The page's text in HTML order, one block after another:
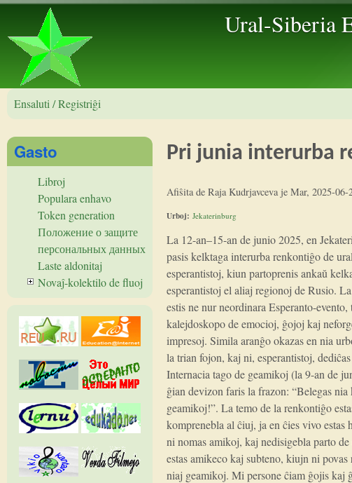
Ural-Siberia
Ensaluti / Registriĝi
Pri junia interurba
Afiŝita deRaja KudrjavcevajeMar, 2025-06-
Urboj:Jekaterinburg
La 12-an–15-an de junio 2025, en
pasis kelktaga interurba renkontiĝo de
esperantistoj, kiun partoprenis ankaŭ
esperantistoj el aliaj regionoj de Rusio.
estis ne nur neordinara Esperanto-evento,
kalejdoskopo de emocioj, ĝojoj kaj
impresoj. Simila aranĝo okazas en nia
la trian fojon, kaj ni, esperantistoj,
Internacia tago de geamikoj (la 9-an de
ĝian devizon faris la frazon: “Belegas nia
geamikoj!”. La temo de la renkontiĝo
komprenebla al ĉiuj, ja en ĉies vivo estas
ni nomas amikoj, kaj nedisigebla parto
estas amikeco kaj subteno, kiujn ni
niaj geamikoj. Mi persone ĉiam ĝojis kaj
Gasto
Libroj
Populara enhavo
Token generation
Положение о защите
персональных данных
Laste aldonitaj
Novaĵ-kolektilo de fluoj